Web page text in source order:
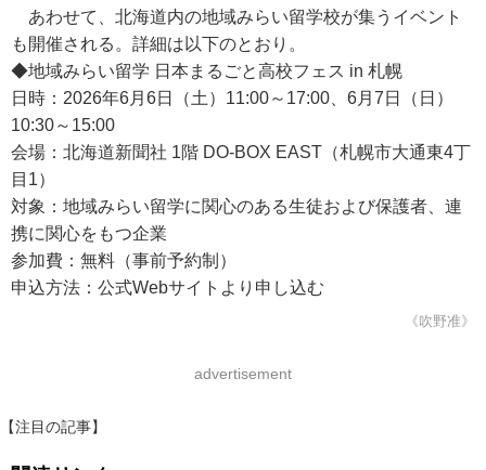
あわせて、北海道内の地域みらい留学校が集うイベント
も開催される。詳細は以下のとおり。
◆地域みらい留学 日本まるごと高校フェス in 札幌
日時：2026年6月6日（土）11:00～17:00、6月7日（日）
10:30～15:00
会場：北海道新聞社 1階 DO-BOX EAST（札幌市大通東4丁
目1）
対象：地域みらい留学に関心のある生徒および保護者、連
携に関心をもつ企業
参加費：無料（事前予約制）
申込方法：公式Webサイトより申し込む
《吹野准》
advertisement
【注目の記事】